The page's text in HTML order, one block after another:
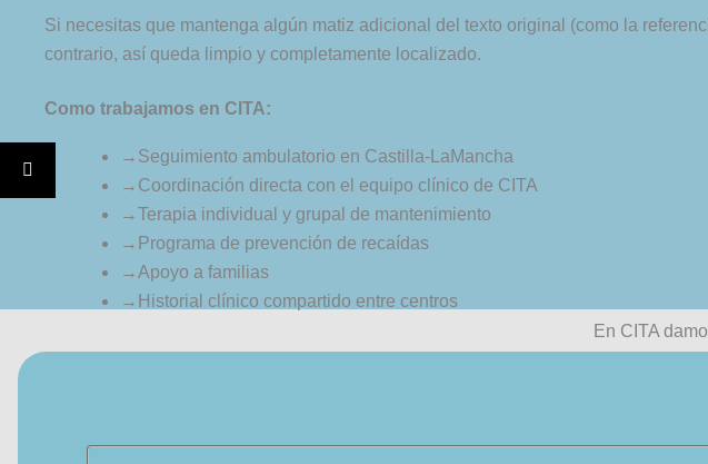
Si necesitas que mantenga algún matiz adicional del texto original (como la
contrario, así queda limpio y completamente localizado.
Como trabajamos en CITA:
→ Seguimiento ambulatorio en Castilla-LaMancha
→ Coordinación directa con el equipo clínico de CITA
→Terapia individual y grupal de mantenimiento
→ Programa de prevención de recaídas
→Apoyo a familias
→ Historial clínico compartido entre centros
En CITA